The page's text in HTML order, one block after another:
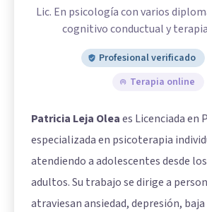
Lic. En psicología con varios
cognitivo conductual y
Profesional verificado
Terapia online
Patricia Leja Oleaes Licenciada en
especializada en psicoterapia
atendiendo a adolescentes desde
adultos. Su trabajo se dirige a
atraviesan ansiedad, depresión,